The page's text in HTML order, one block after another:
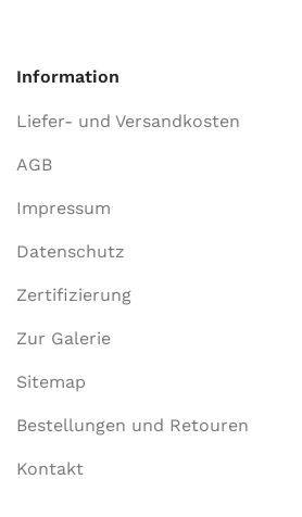
Information
Liefer- und Versandkosten
AGB
Impressum
Datenschutz
Zertifizierung
Zur Galerie
Sitemap
Bestellungen und Retouren
Kontakt